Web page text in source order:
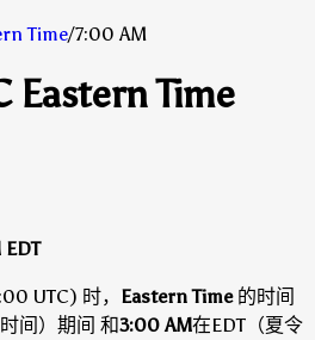
Time/7:00 AM
Eastern Time
EDT
UTC) 时， Eastern Time的时间
间）期间 和3:00 AM在EDT（夏令